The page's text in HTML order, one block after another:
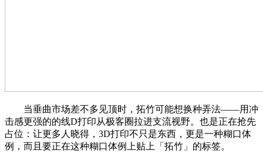
当垂曲市场差不多见顶时，拓竹可能想换种弄法——用冲
击感更强的的线D打印从极客圈拉进支流视野。也是正在抢先
占位：让更多人晓得，3D打印不只是东西，更是一种糊口体
例，而且要正在这种糊口体例上贴上「拓竹」的标签。